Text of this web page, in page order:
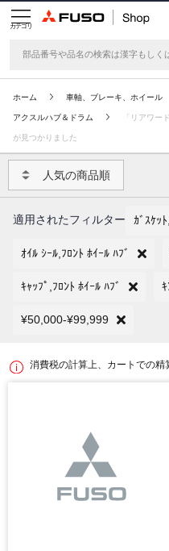
カテゴリ
ホーム 車軸、ブレーキ、ホイール
アクスルハブ＆ドラム 「リアワー
が見つかりました
人気の商品順
適用されたフィルター ｶﾞｽｹｯ
ｵｲﾙ ｼｰﾙ,ﾌﾛﾝﾄ ﾎｲｰﾙ ﾊﾌﾞ
ｷｬｯﾌﾟ,ﾌﾛﾝﾄ ﾎｲｰﾙ ﾊﾌﾞ
¥50,000-¥99,999
消費税の計算上、カートでの精